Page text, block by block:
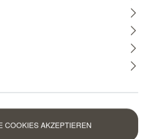
COOKIES AKZEPTIEREN